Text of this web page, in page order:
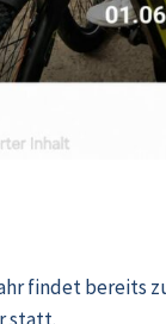
findet bereits